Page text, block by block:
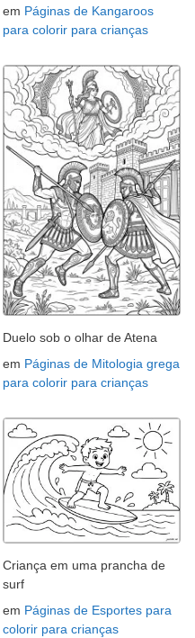
em Páginas de Kangaroos
para colorir para crianças
Duelo sob o olhar de Atena
em Páginas de Mitologia grega
para colorir para crianças
Criança em uma prancha de
surf
em Páginas de Esportes para
colorir para crianças